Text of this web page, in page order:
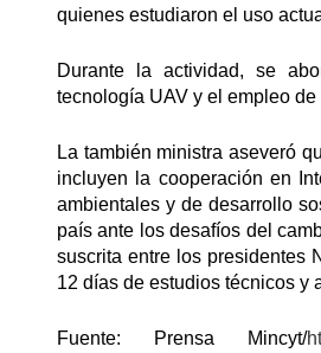
quienes estudiaron el uso
Durante la actividad, se
tecnología UAV y el empleo
La también ministra aseveró
incluyen la cooperación en
ambientales y de desarrollo
país ante los desafíos del
suscrita entre los presidentes
12 días de estudios técnicos y
Fuente: Prensa Mincyt/